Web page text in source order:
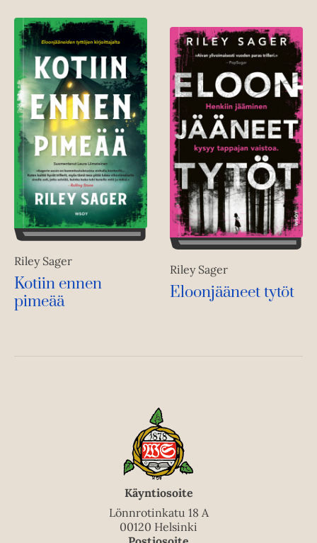
Riley Sager
Kotiin ennen
pimeää
Riley Sager
Eloonjääneet tytöt
Käyntiosoite
Lönnrotinkatu 18 A
00120 Helsinki